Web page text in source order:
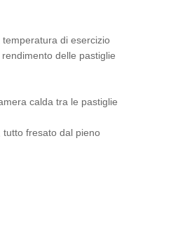
di esercizio
delle pastiglie
calda tra le pastiglie
fresato dal pieno